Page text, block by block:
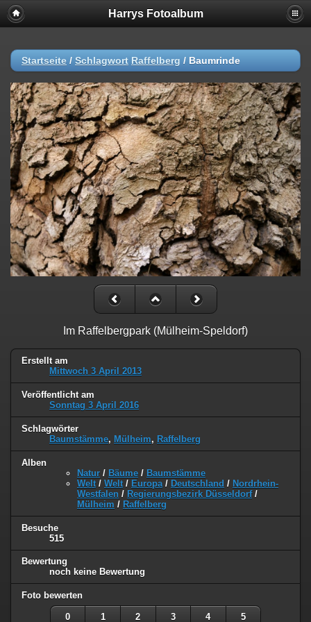
Harrys Fotoalbum
Startseite / Schlagwort Raffelberg / Baumrinde
Im Raffelbergpark (Mülheim-Speldorf)
Erstellt am
Mittwoch 3 April 2013
Veröffentlicht am
Sonntag 3 April 2016
Schlagwörter
Baumstämme, Mülheim, Raffelberg
Alben
Natur / Bäume / Baumstämme
Welt / Welt / Europa / Deutschland / Nordrhein-
Westfalen / Regierungsbezirk Düsseldorf/
Mülheim / Raffelberg
Besuche
515
Bewertung
noch keine Bewertung
Foto bewerten
0 1 2 3 4 5